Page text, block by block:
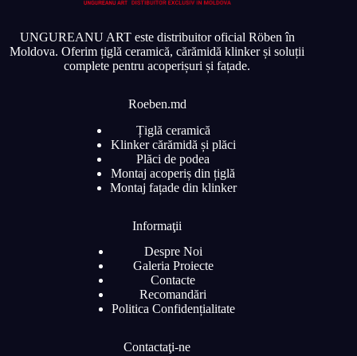
UNGUREANU ART este distribuitor oficial Röben în
Moldova. Oferim țiglă ceramică, cărămidă klinker și soluții
complete pentru acoperișuri și fațade.
Roeben.md
Țiglă ceramică
Klinker cărămidă și plăci
Plăci de podea
Montaj acoperiș din țiglă
Montaj fațade din klinker
Informaţii
Despre Noi
Galeria Proiecte
Contacte
Recomandări
Politica Confidențialitate
Contactaţi-ne